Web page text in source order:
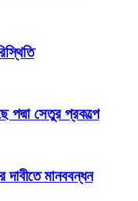
পদ্মা সেতুর প্রকল্পে
দাবীতে মানববন্ধন